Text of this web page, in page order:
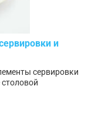
и
сервировки